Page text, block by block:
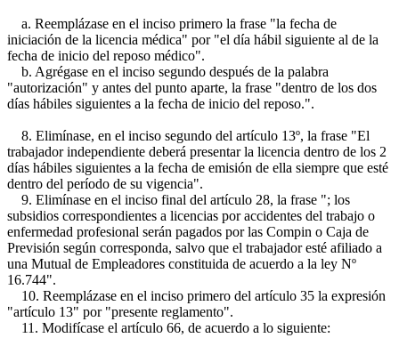
a. Reemplázase en el inciso primero la frase "la fecha de
iniciación de la licencia médica" por "el día hábil siguiente al de la
fecha de inicio del reposo médico".
b. Agrégase en el inciso segundo después de la palabra
"autorización" y antes del punto aparte, la frase "dentro de los dos
días hábiles siguientes a la fecha de inicio del reposo.".
8. Elimínase, en el inciso segundo del artículo 13º, la frase "El
trabajador independiente deberá presentar la licencia dentro de los 2
días hábiles siguientes a la fecha de emisión de ella siempre que esté
dentro del período de su vigencia".
9. Elimínase en el inciso final del artículo 28, la frase "; los
subsidios correspondientes a licencias por accidentes del trabajo o
enfermedad profesional serán pagados por las Compin o Caja de
Previsión según corresponda, salvo que el trabajador esté afiliado a
una Mutual de Empleadores constituida de acuerdo a la ley Nº
16.744".
10. Reemplázase en el inciso primero del artículo 35 la expresión
"artículo 13" por "presente reglamento".
11. Modifícase el artículo 66, de acuerdo a lo siguiente: